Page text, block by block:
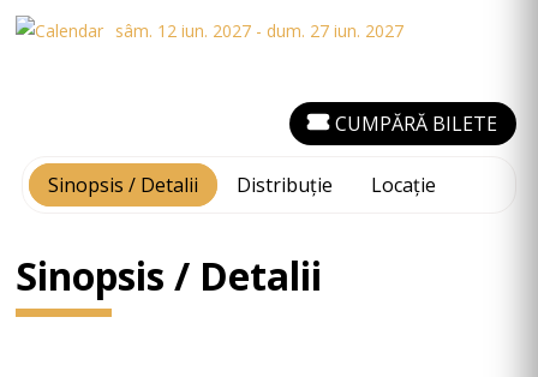
sâm. 12 iun. 2027 - dum. 27 iun. 2027
Sinopsis / Detalii Distribuție Locație
CUMPĂRĂ BILETE
Sinopsis / Detalii